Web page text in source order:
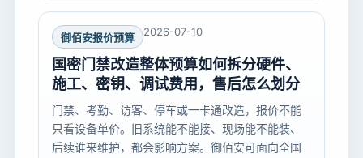
御佰安报价预算 2026-07-10
国密门禁改造整体预算如何拆分硬件、
施工、密钥、调试费用，售后怎么划分
门禁、考勤、访客、停车或一卡通改造，报价不能
只看设备单价。旧系统能不能接、现场能不能装、
后续谁来维护，都会影响方案。御佰安可面向全国